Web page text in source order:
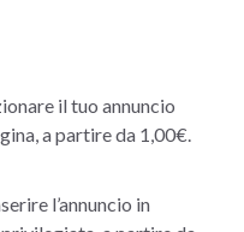
il tuo annuncio
a partire da 1,00€.
l’annuncio in